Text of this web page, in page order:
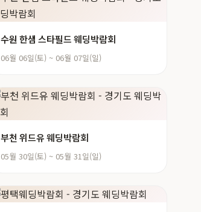
수원 한샘 스타필드 웨딩박람회
06월 06일(토) ~ 06월 07일(일)
부천 위드유 웨딩박람회
05월 30일(토) ~ 05월 31일(일)